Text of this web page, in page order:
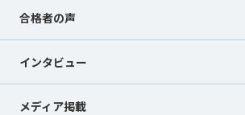
合格者の声
インタビュー
メディア掲載